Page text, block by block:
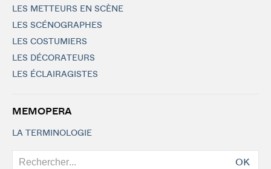
LES METTEURS EN SCÈNE
LES SCÉNOGRAPHES
LES COSTUMIERS
LES DÉCORATEURS
LES ÉCLAIRAGISTES
MEMOPERA
LA TERMINOLOGIE
OK